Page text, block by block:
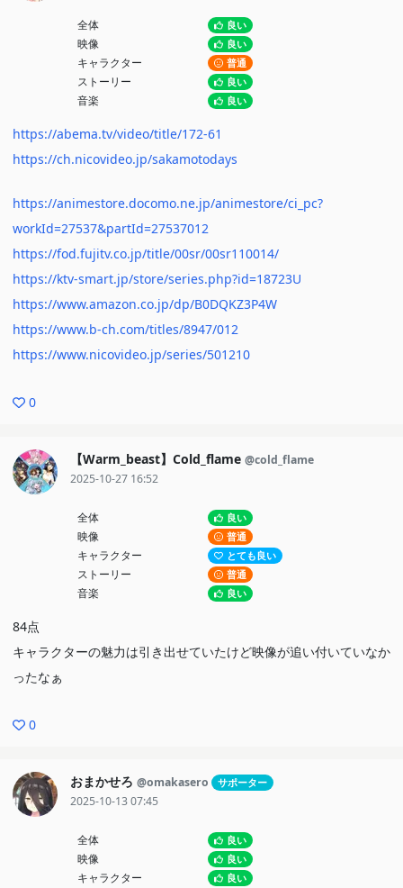
全体 良い
映像 良い
キャラクター 普通
ストーリー 良い
音楽 良い
https://abema.tv/video/title/172-61
https://ch.nicovideo.jp/sakamotodays
https://animestore.docomo.ne.jp/animestore/ci_pc?
workId=27537&partId=27537012
https://fod.fujitv.co.jp/title/00sr/00sr110014/
https://ktv-smart.jp/store/series.php?id=18723U
https://www.amazon.co.jp/dp/B0DQKZ3P4W
https://www.b-ch.com/titles/8947/012
https://www.nicovideo.jp/series/501210
0
【Warm_beast】Cold_flame @cold_flame
2025-10-27 16:52
全体 良い
映像 普通
キャラクター とても良い
ストーリー 普通
音楽 良い
84点
キャラクターの魅力は引き出せていたけど映像が追い付いていなか
ったなぁ
0
おまかせろ @omakasero サポーター
2025-10-13 07:45
全体 良い
映像 良い
キャラクター 良い